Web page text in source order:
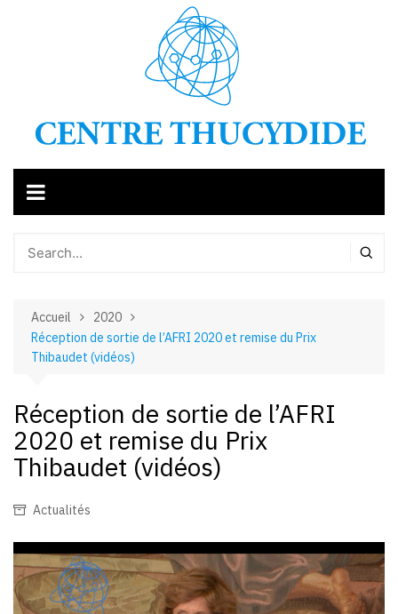
Accueil
2020
Réception de sortie de l’AFRI 2020 et remise du Prix
Thibaudet (vidéos)
Réception de sortie de l’AFRI
2020 et remise du Prix
Thibaudet (vidéos)
Actualités